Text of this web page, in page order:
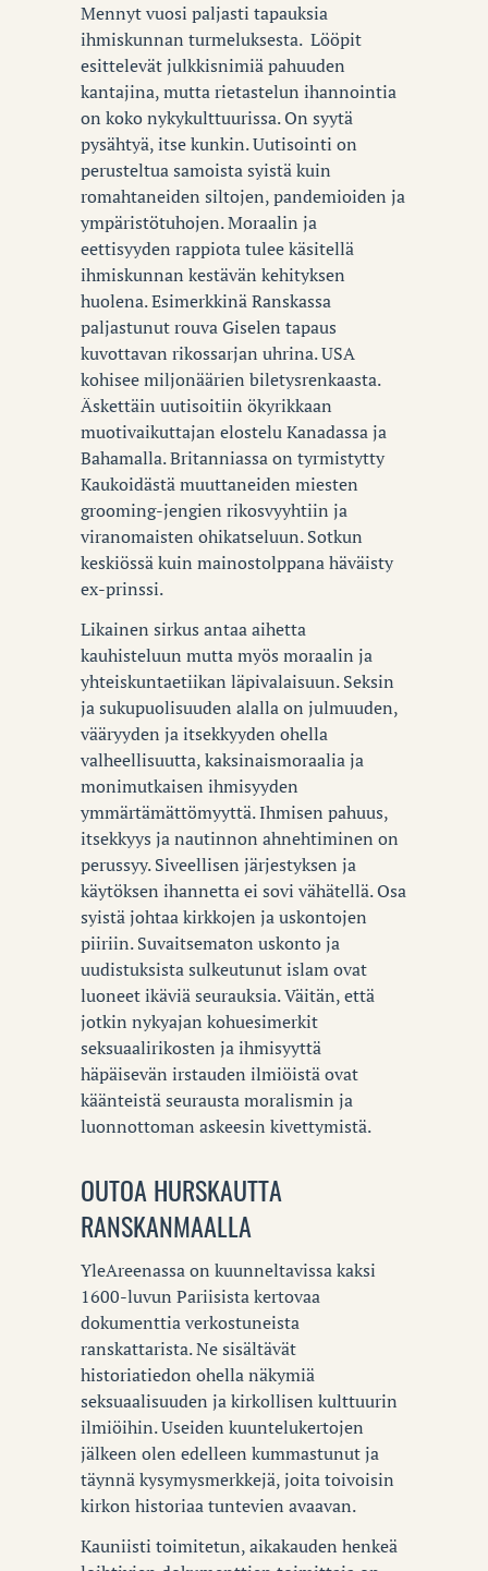
Mennyt vuosi paljasti tapauksia
ihmiskunnan turmeluksesta. Lööpit
esittelevät julkkisnimiä pahuuden
kantajina, mutta rietastelun ihannointia
on koko nykykulttuurissa. On syytä
pysähtyä, itse kunkin. Uutisointi on
perusteltua samoista syistä kuin
romahtaneiden siltojen, pandemioiden ja
ympäristötuhojen. Moraalin ja
eettisyyden rappiota tulee käsitellä
ihmiskunnan kestävän kehityksen
huolena. Esimerkkinä Ranskassa
paljastunut rouva Giselen tapaus
kuvottavan rikossarjan uhrina. USA
kohisee miljonäärien biletysrenkaasta.
Äskettäin uutisoitiin ökyrikkaan
muotivaikuttajan elostelu Kanadassa ja
Bahamalla. Britanniassa on tyrmistytty
Kaukoidästä muuttaneiden miesten
grooming-jengien rikosvyyhtiin ja
viranomaisten ohikatseluun. Sotkun
keskiössä kuin mainostolppana häväisty
ex-prinssi.
Likainen sirkus antaa aihetta
kauhisteluun mutta myös moraalin ja
yhteiskuntaetiikan läpivalaisuun. Seksin
ja sukupuolisuuden alalla on julmuuden,
vääryyden ja itsekkyyden ohella
valheellisuutta, kaksinaismoraalia ja
monimutkaisen ihmisyyden
ymmärtämättömyyttä. Ihmisen pahuus,
itsekkyys ja nautinnon ahnehtiminen on
perussyy. Siveellisen järjestyksen ja
käytöksen ihannetta ei sovi vähätellä. Osa
syistä johtaa kirkkojen ja uskontojen
piiriin. Suvaitsematon uskonto ja
uudistuksista sulkeutunut islam ovat
luoneet ikäviä seurauksia. Väitän, että
jotkin nykyajan kohuesimerkit
seksuaalirikosten ja ihmisyyttä
häpäisevän irstauden ilmiöistä ovat
käänteistä seurausta moralismin ja
luonnottoman askeesin kivettymistä.
OUTOA HURSKAUTTA
RANSKANMAALLA
YleAreenassa on kuunneltavissa kaksi
1600-luvun Pariisista kertovaa
dokumenttia verkostuneista
ranskattarista. Ne sisältävät
historiatiedon ohella näkymiä
seksuaalisuuden ja kirkollisen kulttuurin
ilmiöihin. Useiden kuuntelukertojen
jälkeen olen edelleen kummastunut ja
täynnä kysymysmerkkejä, joita toivoisin
kirkon historiaa tuntevien avaavan.
Kauniisti toimitetun, aikakauden henkeä